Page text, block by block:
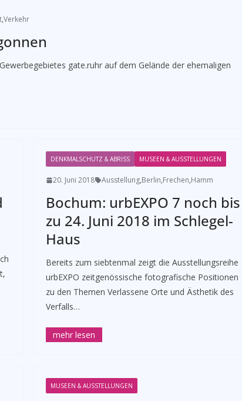
,Verkehr
gate.ruhr auf dem Gelände der ehemaligen
DENKMALSCHUTZ & ABRISS MUSEEN & AUSSTELLUNGEN
20. Juni 2018 Ausstellung,Berlin,Frechen,Hamm
Bochum: urbEXPO 7 noch bis
zu 24. Juni 2018 im Schlegel-
Haus
Bereits zum siebtenmal zeigt die Ausstellungsreihe
urbEXPO zeitgenössische fotografische Positionen
zu den Themen Verlassene Orte und Ästhetik des
Verfalls…
MUSEEN & AUSSTELLUNGEN